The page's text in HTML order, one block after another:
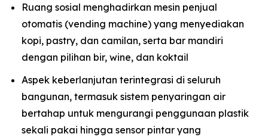
Ruang sosial menghadirkan mesin penjual
otomatis (vending machine) yang menyediakan
kopi, pastry, dan camilan, serta bar mandiri
dengan pilihan bir, wine, dan koktail
Aspek keberlanjutan terintegrasi di seluruh
bangunan, termasuk sistem penyaringan air
bertahap untuk mengurangi penggunaan plastik
sekali pakai hingga sensor pintar yang